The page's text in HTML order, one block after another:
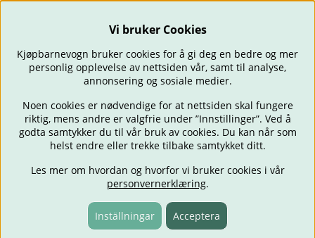
Fraktfritt fra 999 kr
BARNEVOGNER BILSTOLER BABY SPISE & MATE
REISE
FORELDRE
BARNEROMMET LEKER TILBUD
OUTLET
GAVETIPS
Vi bruker Cookies
Kjøpbarnevogn bruker cookies for å gi deg en bedre og mer
personlig opplevelse av nettsiden vår, samt til analyse,
annonsering og sosiale medier.
Noen cookies er nødvendige for at nettsiden skal fungere
riktig, mens andre er valgfrie under ”Innstillinger”. Ved å
godta samtykker du til vår bruk av cookies. Du kan når som
helst endre eller trekke tilbake samtykket ditt.
Les mer om hvordan og hvorfor vi bruker cookies i vår
personvernerklæring.
Inställningar Acceptera